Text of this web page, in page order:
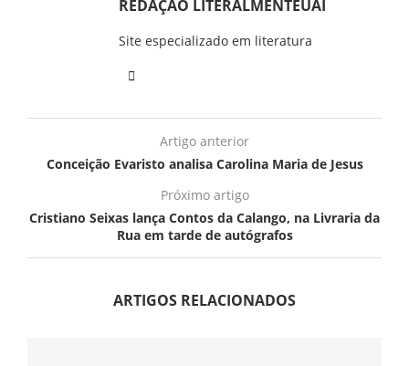
REDAÇÃO LITERALMENTEUAI
Site especializado em literatura
Artigo anterior
Conceição Evaristo analisa Carolina Maria de Jesus
Próximo artigo
Cristiano Seixas lança Contos da Calango, na Livraria da
Rua em tarde de autógrafos
ARTIGOS RELACIONADOS